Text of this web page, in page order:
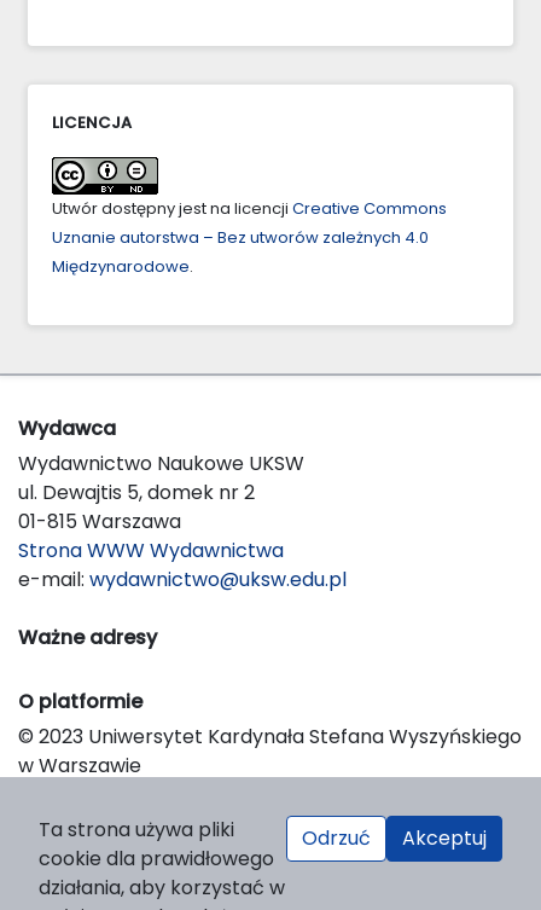
LICENCJA
Utwór dostępny jest na licencji Creative Commons
Uznanie autorstwa – Bez utworów zależnych 4.0
Międzynarodowe.
Wydawca
Wydawnictwo Naukowe UKSW
ul. Dewajtis 5, domek nr 2
01-815 Warszawa
Strona WWW Wydawnictwa
e-mail: wydawnictwo@uksw.edu.pl
Ważne adresy
O platformie
© 2023 Uniwersytet Kardynała Stefana Wyszyńskiego
w Warszawie
Platform & Workflow by OJS/PKP
Ta strona używa pliki
cookie dla prawidłowego
działania, aby korzystać w
Odrzuć Akceptuj